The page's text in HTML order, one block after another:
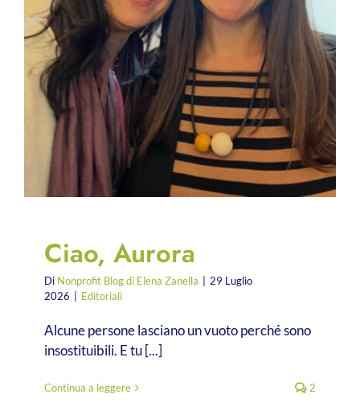
Ciao, Aurora
Di Nonprofit Blog di Elena Zanella
29 Luglio
2026
Editoriali
Alcune persone lasciano un vuoto perché sono
insostituibili. E tu [...]
Continua a leggere 2